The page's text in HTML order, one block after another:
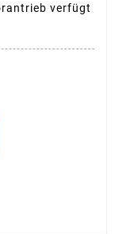
verfügt